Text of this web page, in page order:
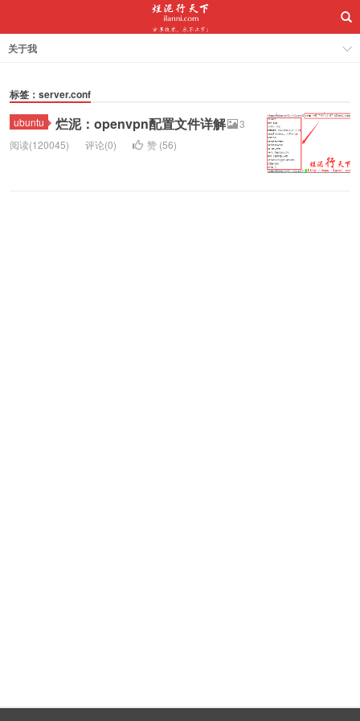
关于我
标签：server.conf
ubuntu 烂泥：openvpn配置文件详解
3
阅读(120045)
评论(0) 赞 (56)